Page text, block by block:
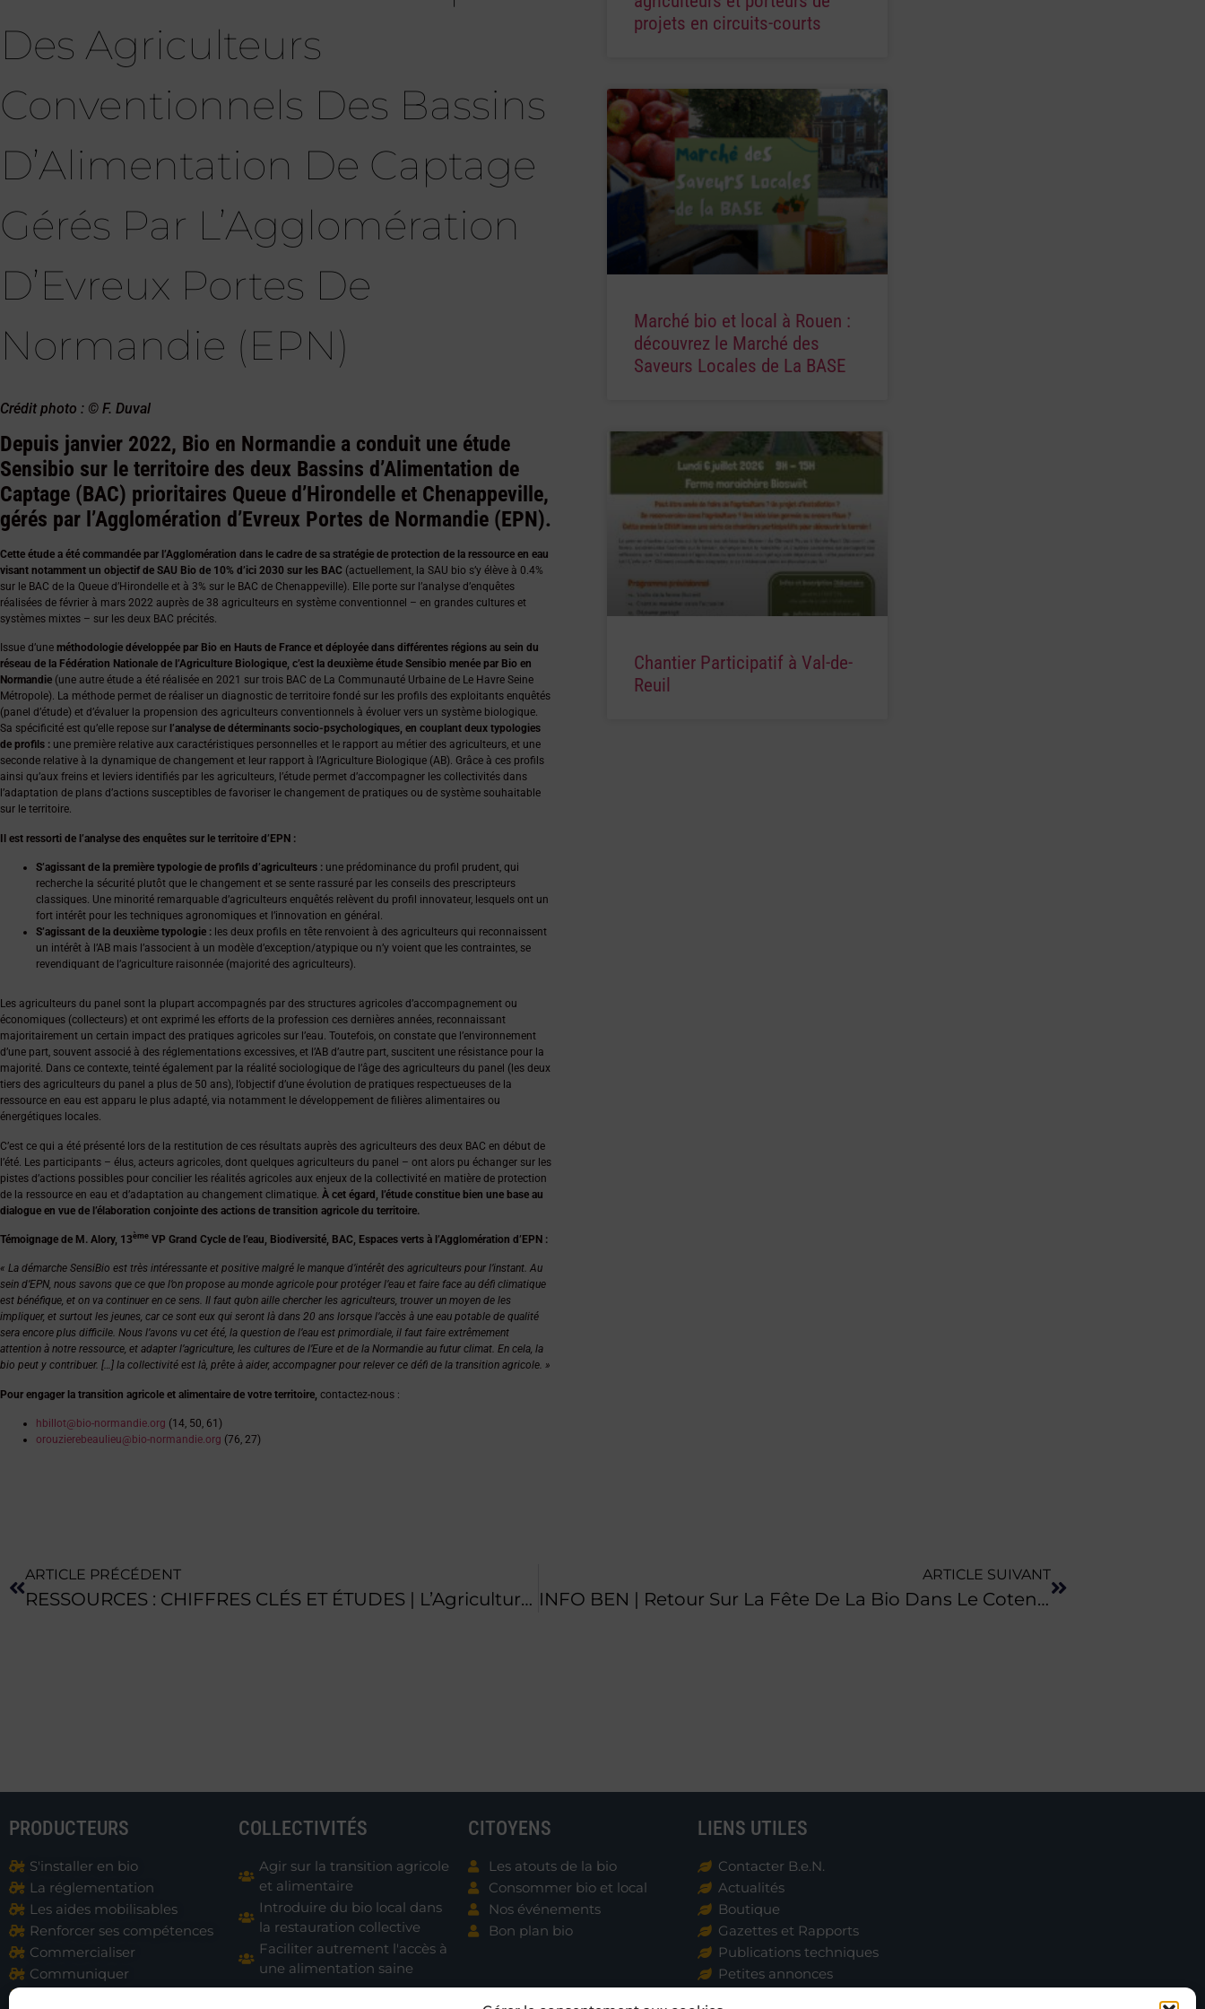
Des Agriculteurs
Conventionnels Des Bassins
D’Alimentation De Captage
Gérés Par L’Agglomération
D’Evreux Portes De
Normandie (EPN)
Crédit photo : © F. Duval
Depuis janvier 2022, Bio en Normandie a conduit une étude
Sensibio sur le territoire des deux Bassins d’Alimentation de
Captage (BAC) prioritaires Queue d’Hirondelle et Chenappeville,
gérés par l’Agglomération d’Evreux Portes de Normandie (EPN).
Cette étude a été commandée par l’Agglomération dans le cadre de sa stratégie de protection de la ressource en eau
visant notamment un objectif de SAU Bio de 10% d’ici 2030 sur les BAC (actuellement, la SAU bio s’y élève à 0.4%
sur le BAC de la Queue d’Hirondelle et à 3% sur le BAC de Chenappeville). Elle porte sur l’analyse d’enquêtes
réalisées de février à mars 2022 auprès de 38 agriculteurs en système conventionnel – en grandes cultures et
systèmes mixtes – sur les deux BAC précités.
Issue d’une méthodologie développée par Bio en Hauts de France et déployée dans différentes régions au sein du
réseau de la Fédération Nationale de l’Agriculture Biologique, c’est la deuxième étude Sensibio menée par Bio en
Normandie (une autre étude a été réalisée en 2021 sur trois BAC de La Communauté Urbaine de Le Havre Seine
Métropole). La méthode permet de réaliser un diagnostic de territoire fondé sur les profils des exploitants enquêtés
(panel d’étude) et d’évaluer la propension des agriculteurs conventionnels à évoluer vers un système biologique.
Sa spécificité est qu’elle repose sur l’analyse de déterminants socio-psychologiques, en couplant deux typologies
de profils : une première relative aux caractéristiques personnelles et le rapport au métier des agriculteurs, et une
seconde relative à la dynamique de changement et leur rapport à l’Agriculture Biologique (AB). Grâce à ces profils
ainsi qu’aux freins et leviers identifiés par les agriculteurs, l’étude permet d’accompagner les collectivités dans
l’adaptation de plans d’actions susceptibles de favoriser le changement de pratiques ou de système souhaitable
sur le territoire.
Il est ressorti de l’analyse des enquêtes sur le territoire d’EPN :
S’agissant de la première typologie de profils d’agriculteurs : une prédominance du profil prudent, qui
recherche la sécurité plutôt que le changement et se sente rassuré par les conseils des prescripteurs
classiques. Une minorité remarquable d’agriculteurs enquêtés relèvent du profil innovateur, lesquels ont un
fort intérêt pour les techniques agronomiques et l’innovation en général.
S’agissant de la deuxième typologie : les deux profils en tête renvoient à des agriculteurs qui reconnaissent
un intérêt à l’AB mais l’associent à un modèle d’exception/atypique ou n’y voient que les contraintes, se
revendiquant de l’agriculture raisonnée (majorité des agriculteurs).
Les agriculteurs du panel sont la plupart accompagnés par des structures agricoles d’accompagnement ou
économiques (collecteurs) et ont exprimé les efforts de la profession ces dernières années, reconnaissant
majoritairement un certain impact des pratiques agricoles sur l’eau. Toutefois, on constate que l’environnement
d’une part, souvent associé à des réglementations excessives, et l’AB d’autre part, suscitent une résistance pour la
majorité. Dans ce contexte, teinté également par la réalité sociologique de l’âge des agriculteurs du panel (les deux
tiers des agriculteurs du panel a plus de 50 ans), l’objectif d’une évolution de pratiques respectueuses de la
ressource en eau est apparu le plus adapté, via notamment le développement de filières alimentaires ou
énergétiques locales.
C’est ce qui a été présenté lors de la restitution de ces résultats auprès des agriculteurs des deux BAC en début de
l’été. Les participants – élus, acteurs agricoles, dont quelques agriculteurs du panel – ont alors pu échanger sur les
pistes d’actions possibles pour concilier les réalités agricoles aux enjeux de la collectivité en matière de protection
de la ressource en eau et d’adaptation au changement climatique. À cet égard, l’étude constitue bien une base au
dialogue en vue de l’élaboration conjointe des actions de transition agricole du territoire.
Témoignage de M. Alory, 13ème VP Grand Cycle de l’eau, Biodiversité, BAC, Espaces verts à l’Agglomération d’EPN :
« La démarche SensiBio est très intéressante et positive malgré le manque d’intérêt des agriculteurs pour l’instant. Au
sein d’EPN, nous savons que ce que l’on propose au monde agricole pour protéger l’eau et faire face au défi climatique
est bénéfique, et on va continuer en ce sens. Il faut qu’on aille chercher les agriculteurs, trouver un moyen de les
impliquer, et surtout les jeunes, car ce sont eux qui seront là dans 20 ans lorsque l’accès à une eau potable de qualité
sera encore plus difficile. Nous l’avons vu cet été, la question de l’eau est primordiale, il faut faire extrêmement
attention à notre ressource, et adapter l’agriculture, les cultures de l’Eure et de la Normandie au futur climat. En cela, la
bio peut y contribuer. […] la collectivité est là, prête à aider, accompagner pour relever ce défi de la transition agricole. »
Pour engager la transition agricole et alimentaire de votre territoire, contactez-nous :
hbillot@bio-normandie.org (14, 50, 61)
orouzierebeaulieu@bio-normandie.org (76, 27)
projets en circuits-courts
Marché bio et local à Rouen :
découvrez le Marché des
Saveurs Locales de La BASE
Chantier Participatif à Val-de-
Reuil
ARTICLE PRÉCÉDENT
RESSOURCES : CHIFFRES CLÉS ET ÉTUDES | L’Agriculture De Conservation Des Sols En Agriculture Biologique (l’ABC)
ARTICLE SUIVANT
INFO BEN | Retour Sur La Fête De La Bio Dans Le Cotentin (Manche)
PRODUCTEURS
S'installer en bio
La réglementation
Les aides mobilisables
Renforcer ses compétences
Commercialiser
Communiquer
COLLECTIVITÉS
Agir sur la transition agricole
et alimentaire
Introduire du bio local dans
la restauration collective
Faciliter autrement l'accès à
une alimentation saine
CITOYENS
Les atouts de la bio
Consommer bio et local
Nos événements
Bon plan bio
LIENS UTILES
Contacter B.e.N.
Actualités
Boutique
Gazettes et Rapports
Publications techniques
Petites annonces